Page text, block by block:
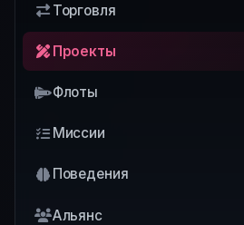
Торговля
Проекты
Флоты
Миссии
Поведения
Альянс